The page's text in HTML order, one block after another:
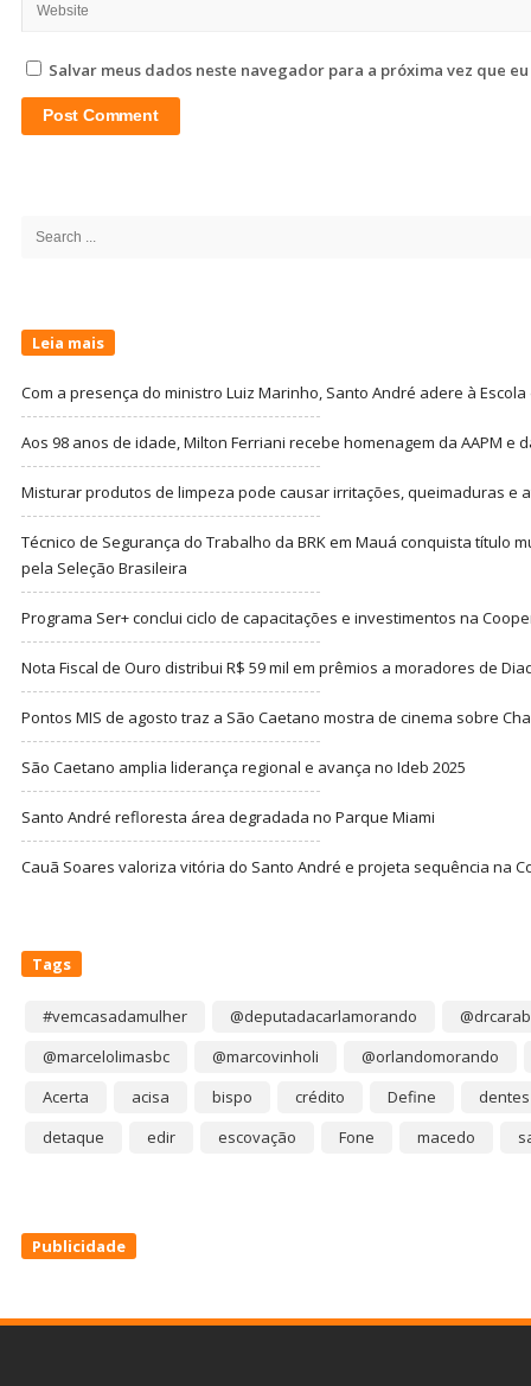
Salvar meus dados neste navegador para a próxima vez que
Search
Leia mais
Com a presença do ministro Luiz Marinho, Santo André adere à
Aos 98 anos de idade, Milton Ferriani recebe homenagem da AAPM e
Misturar produtos de limpeza pode causar irritações, queimaduras e
Técnico de Segurança do Trabalho da BRK em Mauá conquista título
pela Seleção Brasileira
Programa Ser+ conclui ciclo de capacitações e investimentos na
Nota Fiscal de Ouro distribui R$ 59 mil em prêmios a moradores de
Pontos MIS de agosto traz a São Caetano mostra de cinema sobre
São Caetano amplia liderança regional e avança no Ideb 2025
Santo André refloresta área degradada no Parque Miami
Cauã Soares valoriza vitória do Santo André e projeta sequência na
Tags
#vemcasadamulher @deputadacarlamorando
@marcelolimasbc
@marcovinholi
@orlandomorando
Acerta
acisa bispo crédito Define
dentes
detaque
edir escovação Fone macedo
Publicidade